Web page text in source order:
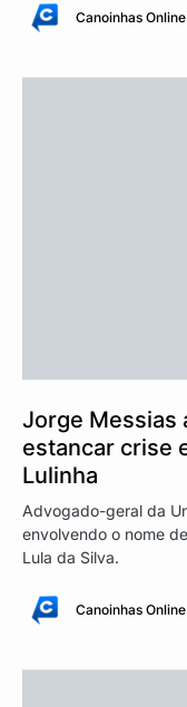
Canoinhas Online
Jorge Messias
estancar crise
Lulinha
Advogado-geral da
envolvendo o nome
Lula da Silva.
Canoinhas Online